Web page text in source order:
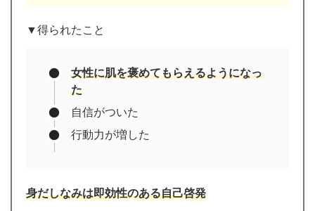
▼得られたこと
女性に肌を褒めてもらえるようになっ
た
自信がついた
行動力が増した
身だしなみは即効性のある自己啓発